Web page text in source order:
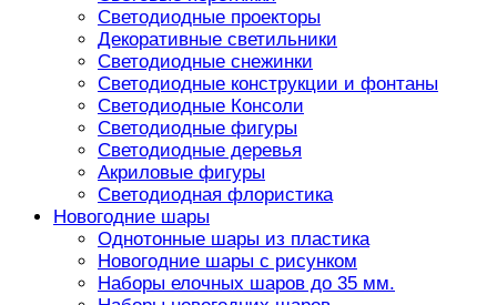
Светодиодные проекторы
Декоративные светильники
Светодиодные снежинки
Светодиодные конструкции и фонтаны
Светодиодные Консоли
Светодиодные фигуры
Светодиодные деревья
Акриловые фигуры
Светодиодная флористика
Новогодние шары
Однотонные шары из пластика
Новогодние шары с рисунком
Наборы елочных шаров до 35 мм.